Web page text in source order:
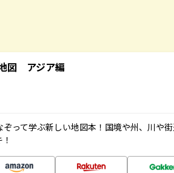
図 アジア編
って学ぶ新しい地図本！国境や州、川や